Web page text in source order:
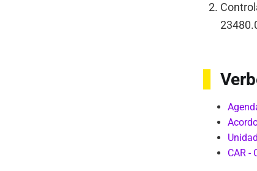
CAR -